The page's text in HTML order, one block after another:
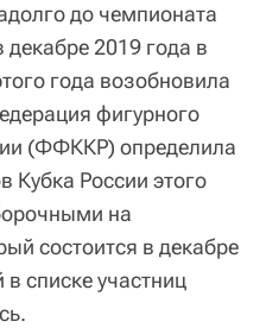
до чемпионата
2019 года в
года возобновила
фигурного
(ФФККР) определила
Кубка России этого
на
состоится в декабре
списке участниц